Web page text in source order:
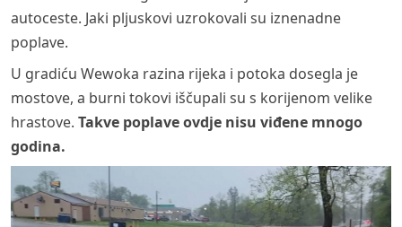
autoceste. Jaki pljuskovi uzrokovali su iznenadne
poplave.
U gradiću Wewoka razina rijeka i potoka dosegla je
mostove, a burni tokovi iščupali su s korijenom velike
hrastove. Takve poplave ovdje nisu viđene mnogo
godina.